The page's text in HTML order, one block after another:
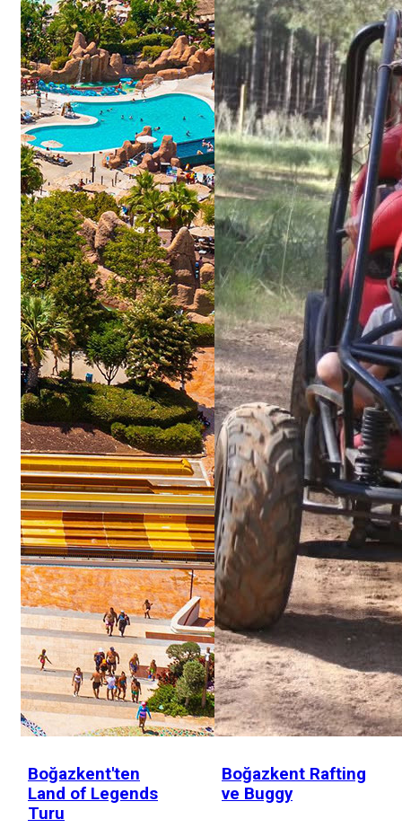
Boğazkent'ten
Land of Legends
Turu
Boğazkent Rafting
ve Buggy